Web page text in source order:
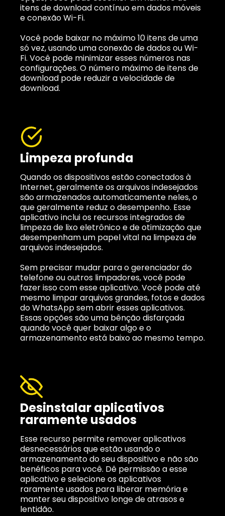
itens de download contínuo em dados móveis
e conexão Wi-Fi.
Você pode baixar no máximo 10 itens de uma
só vez, usando uma conexão de dados ou Wi-
Fi. Você pode minimizar esses números nas
configurações. O número máximo de itens de
download pode reduzir a velocidade de
download.
Limpeza profunda
Quando os dispositivos estão conectados à
Internet, geralmente os arquivos indesejados
são armazenados automaticamente neles, o
que geralmente reduz o desempenho. Esse
aplicativo inclui os recursos integrados de
limpeza de lixo eletrônico e de otimização que
desempenham um papel vital na limpeza de
arquivos indesejados.
Sem precisar mudar para o gerenciador do
telefone ou outros limpadores, você pode
fazer isso com esse aplicativo. Você pode até
mesmo limpar arquivos grandes, fotos e dados
do WhatsApp sem abrir esses aplicativos.
Essas opções são uma bênção disfarçada
quando você quer baixar algo e o
armazenamento está baixo ao mesmo tempo.
Desinstalar aplicativos
raramente usados
Esse recurso permite remover aplicativos
desnecessários que estão usando o
armazenamento do seu dispositivo e não são
benéficos para você. Dê permissão a esse
aplicativo e selecione os aplicativos
raramente usados para liberar memória e
manter seu dispositivo longe de atrasos e
lentidão.